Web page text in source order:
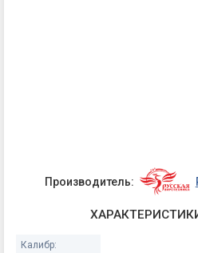
Производитель:
Калибр: